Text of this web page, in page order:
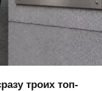
троих топ-